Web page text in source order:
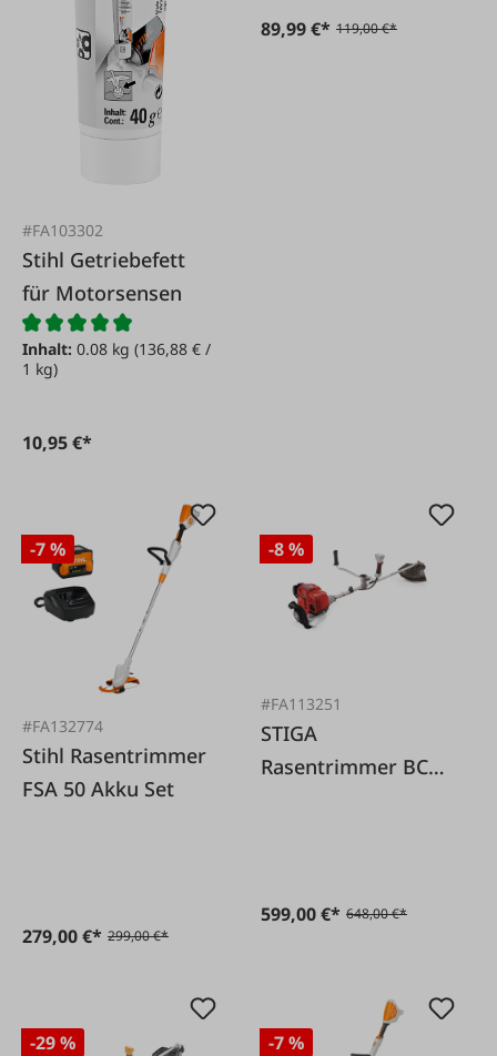
#FA103302
Stihl Getriebefett
für Motorsensen
Inhalt: 0.08 kg (136,88 € /
1 kg)
10,95 €*
89,99 €* 119,00 €*
-7 %
#FA132774
Stihl Rasentrimmer
FSA 50 Akku Set
279,00 €* 299,00 €*
-8 %
#FA113251
STIGA
Rasentrimmer BC
599,00 €* 648,00 €*
-29 % -7 %